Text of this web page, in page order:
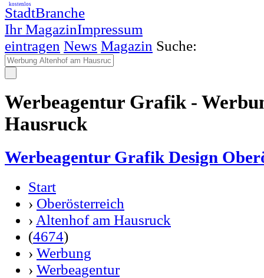
StadtBranche
Ihr MagazinImpressum
kostenlos
eintragen News Magazin Suche:
Werbeagentur Grafik -
Hausruck
Werbeagentur Grafik Design
Start
› Oberösterreich
› Altenhof am Hausruck
(4674)
› Werbung
› Werbeagentur